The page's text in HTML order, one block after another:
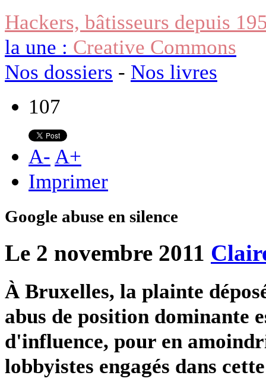
Hackers, bâtisseurs depuis
la une : Creative Commons
Nos dossiers - Nos livres
107
A- A+
Imprimer
Google abuse en silence
Le 2 novembre 2011
À Bruxelles, la plainte
abus de position dominante
d'influence, pour en
lobbyistes engagés dans